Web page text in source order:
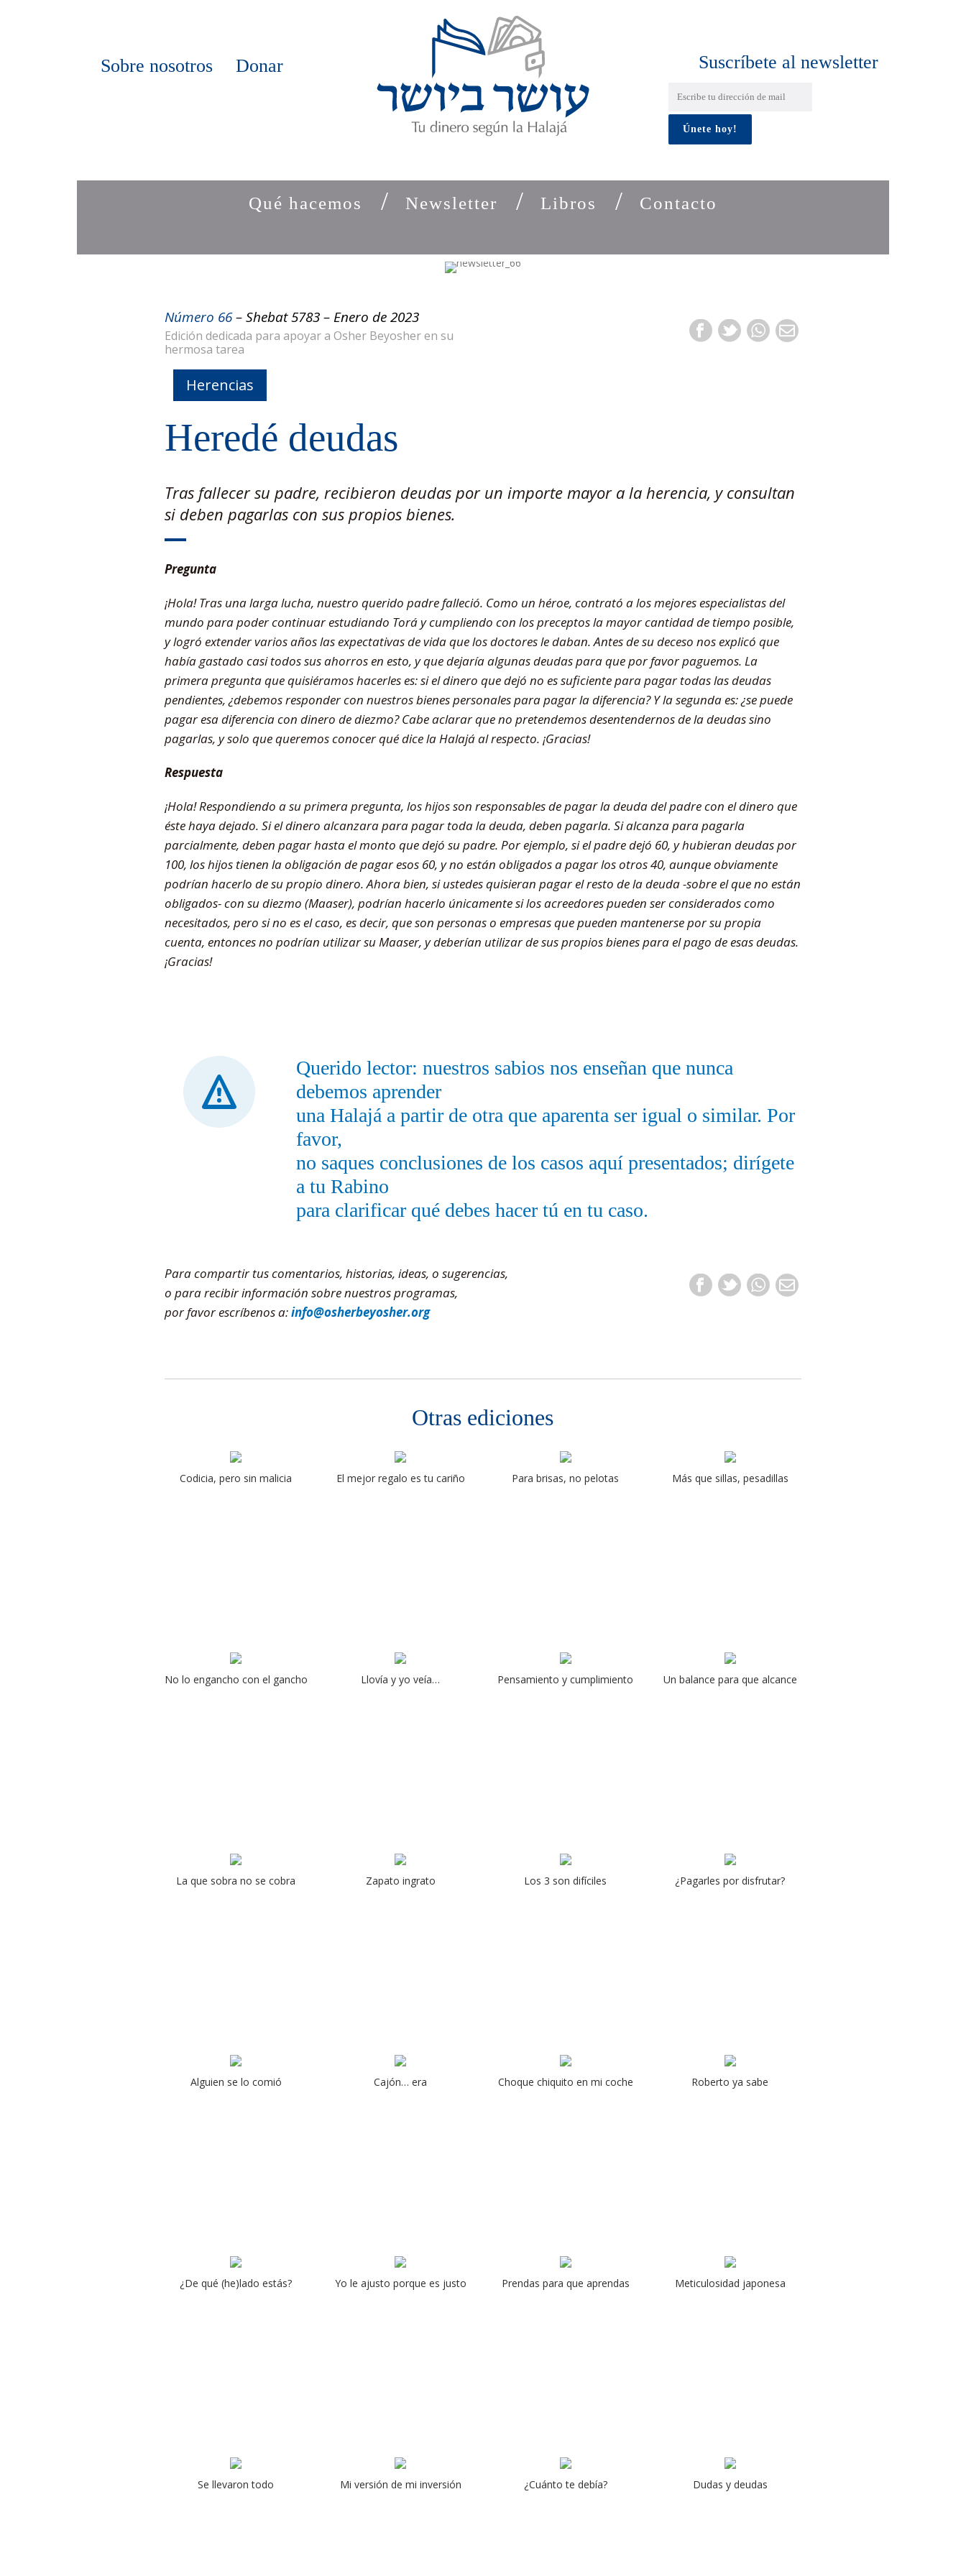
Sobre nosotros Donar Suscríbete al newsletter
Qué hacemos Newsletter Libros Contacto
Número 66– Shebat 5783 – Enero de 2023
Edición dedicada para apoyar a Osher Beyosher en su
hermosa tarea
Herencias
Heredé deudas
Tras fallecer su padre, recibieron deudas por un importe mayor a la herencia, y consultan
si deben pagarlas con sus propios bienes.
Pregunta
¡Hola! Tras una larga lucha, nuestro querido padre falleció. Como un héroe, contrató a los mejores especialistas del
mundo para poder continuar estudiando Torá y cumpliendo con los preceptos la mayor cantidad de tiempo posible,
y logró extender varios años las expectativas de vida que los doctores le daban. Antes de su deceso nos explicó que
había gastado casi todos sus ahorros en esto, y que dejaría algunas deudas para que por favor paguemos. La
primera pregunta que quisiéramos hacerles es: si el dinero que dejó no es suficiente para pagar todas las deudas
pendientes, ¿debemos responder con nuestros bienes personales para pagar la diferencia? Y la segunda es: ¿se puede
pagar esa diferencia con dinero de diezmo? Cabe aclarar que no pretendemos desentendernos de la deudas sino
pagarlas, y solo que queremos conocer qué dice la Halajá al respecto. ¡Gracias!
Respuesta
¡Hola! Respondiendo a su primera pregunta, los hijos son responsables de pagar la deuda del padre con el dinero que
éste haya dejado. Si el dinero alcanzara para pagar toda la deuda, deben pagarla. Si alcanza para pagarla
parcialmente, deben pagar hasta el monto que dejó su padre. Por ejemplo, si el padre dejó 60, y hubieran deudas por
100, los hijos tienen la obligación de pagar esos 60, y no están obligados a pagar los otros 40, aunque obviamente
podrían hacerlo de su propio dinero. Ahora bien, si ustedes quisieran pagar el resto de la deuda -sobre el que no están
obligados- con su diezmo (Maaser), podrían hacerlo únicamente si los acreedores pueden ser considerados como
necesitados, pero si no es el caso, es decir, que son personas o empresas que pueden mantenerse por su propia
cuenta, entonces no podrían utilizar su Maaser, y deberían utilizar de sus propios bienes para el pago de esas deudas.
¡Gracias!
Querido lector: nuestros sabios nos enseñan que nunca
debemos aprender
una Halajá a partir de otra que aparenta ser igual o similar. Por
favor,
no saques conclusiones de los casos aquí presentados; dirígete
a tu Rabino
para clarificar qué debes hacer tú en tu caso.
Para compartir tus comentarios, historias, ideas, o sugerencias,
o para recibir información sobre nuestros programas,
por favor escríbenos a:info@osherbeyosher.org
Otras ediciones
Codicia, pero sin malicia El mejor regalo es tu cariño Para brisas, no pelotas Más que sillas, pesadillas
No lo engancho con el gancho Llovía y yo veía… Pensamiento y cumplimiento Un balance para que alcance
La que sobra no se cobra Zapato ingrato Los 3 son difíciles ¿Pagarles por disfrutar?
Alguien se lo comió Cajón… era Choque chiquito en mi coche Roberto ya sabe
¿De qué (he)lado estás? Yo le ajusto porque es justo Prendas para que aprendas Meticulosidad japonesa
Se llevaron todo Mi versión de mi inversión ¿Cuánto te debía? Dudas y deudas